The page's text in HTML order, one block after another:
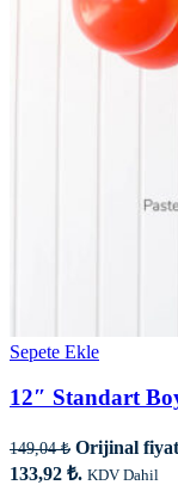
Sepete Ekle
12″ Standart
149,04₺ Orijinal
133,92 ₺. KDV Dahil